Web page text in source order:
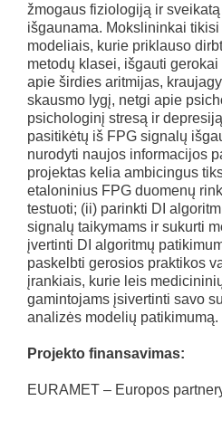
žmogaus fiziologiją ir
išgaunama. Mokslininkai
modeliais, kurie priklauso
metodų klasei, išgauti
apie širdies aritmijas,
skausmo lygį, netgi apie
psichologinį stresą ir
pasitikėtų iš FPG signalų
nurodyti naujos informacijos
projektas kelia ambicingus
etaloninius FPG duomenų
testuoti; (ii) parinkti DI
signalų taikymams ir sukurti
įvertinti DI algoritmų
paskelbti gerosios praktikos
įrankiais, kurie leis
gamintojams įsivertinti savo
analizės modelių patikimumą.
Projekto finansavimas:
EURAMET – Europos